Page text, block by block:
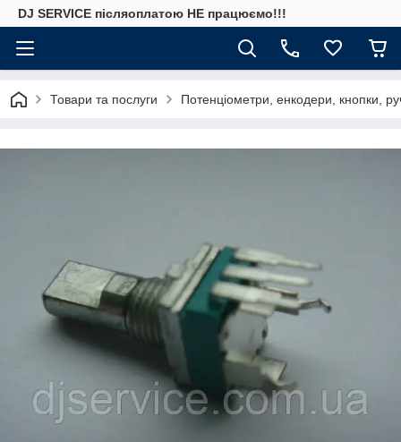
DJ SERVICE пiсляоплатою НЕ працюємо!!!
Товари та послуги Потенціометри, енкодери, кнопки,